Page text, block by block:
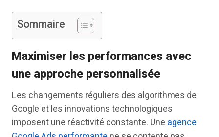
Sommaire
Maximiser les performances avec
une approche personnalisée
Les changements réguliers des algorithmes de
Google et les innovations technologiques
imposent une réactivité constante. Une agence